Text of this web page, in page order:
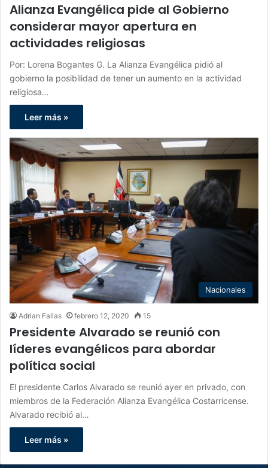
Alianza Evangélica pide al Gobierno
considerar mayor apertura en
actividades religiosas
Por: Lorena Bogantes G. La Alianza Evangélica pidió al
gobierno la posibilidad de tener un aumento en la actividad
religiosa…
Leer más »
Nacionales
Adrian Fallas febrero 12, 2020 15
Presidente Alvarado se reunió con
líderes evangélicos para abordar
política social
El presidente Carlos Alvarado se reunió ayer en privado, con
miembros de la Federación Alianza Evangélica Costarricense.
Alvarado recibió al…
Leer más »